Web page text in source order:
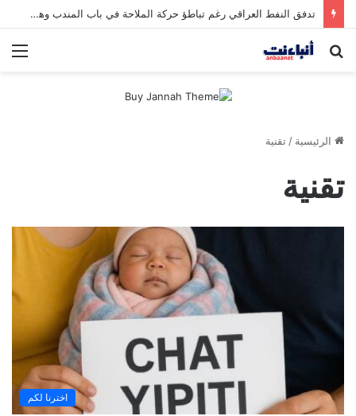
بحث
الرئيسية / تقنية
تقنية
اخترنا لكم